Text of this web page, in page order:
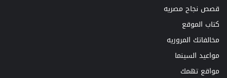
قصص نجاح مصريه
كتاب الموقع
مخالفاتك المروريه
مواعيد السينما
مواقع تهمك